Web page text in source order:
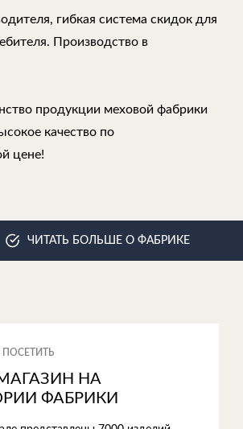
гибкая система скидок для
Производство в
продукции меховой фабрики
качество по
цене!
ЧИТАТЬ БОЛЬШЕ О ФАБРИКЕ
ПОСЕТИТЬ
НА
ФАБРИКИ